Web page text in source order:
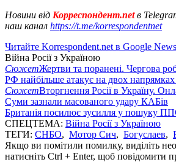
Новини від Корреспондент.netв
наш канал https://t.me/korrespondentnet
Читайте Korrespondent.net в Google News
Війна Росії з Україною
СюжетЖертви та поранені. Чергова
РФ найбільше атакує на двох
СюжетВторгнення Росії в Україну.
Суми зазнали масованого удару КАБів
Британія посилює зусилля у пошуку
СПЕЦТЕМА: Війна Росії з Україною
ТЕГИ: СНБО, Мотор Сич, Богуслаев,
Якщо ви помітили помилку, виділіть
натисніть Ctrl + Enter, щоб повідомити